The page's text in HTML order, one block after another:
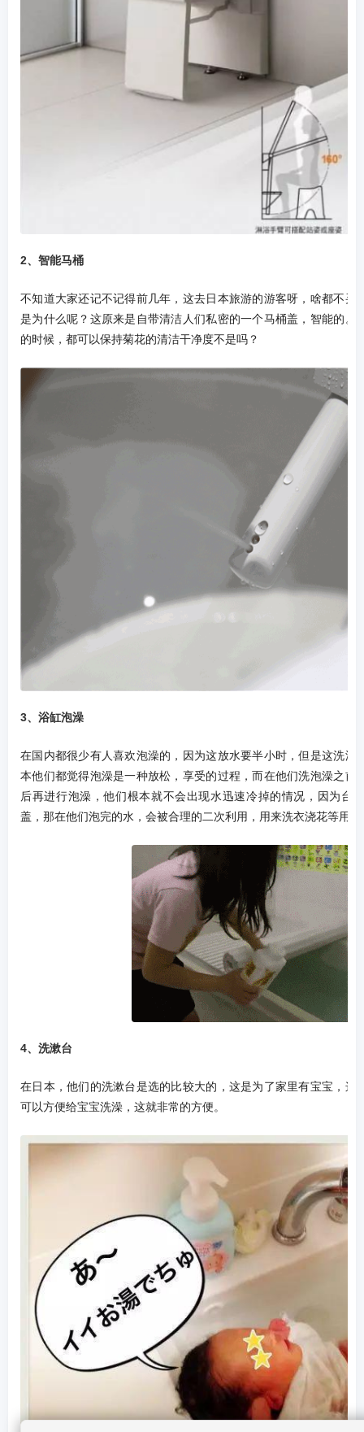
2、智能马桶
不知道大家还记不记得前几年，这去日本旅游的游客呀，啥都不买
是为什么呢？这原来是自带清洁人们私密的一个马桶盖，智能的。
的时候，都可以保持菊花的清洁干净度不是吗？
3、浴缸泡澡
在国内都很少有人喜欢泡澡的，因为这放水要半小时，但是这洗澡
本他们都觉得泡澡是一种放松，享受的过程，而在他们洗泡澡之前
后再进行泡澡，他们根本就不会出现水迅速冷掉的情况，因为台
盖，那在他们泡完的水，会被合理的二次利用，用来洗衣浇花等用途
4、洗漱台
在日本，他们的洗漱台是选的比较大的，这是为了家里有宝宝，这
可以方便给宝宝洗澡，这就非常的方便。